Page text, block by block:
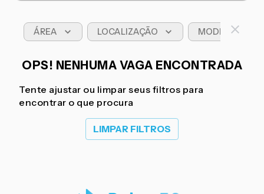
ÁREA LOCALIZAÇÃO MODELO DE
OPS! NENHUMA VAGA ENCONTRADA
Tente ajustar ou limpar seus filtros para
encontrar o que procura
LIMPAR FILTROS